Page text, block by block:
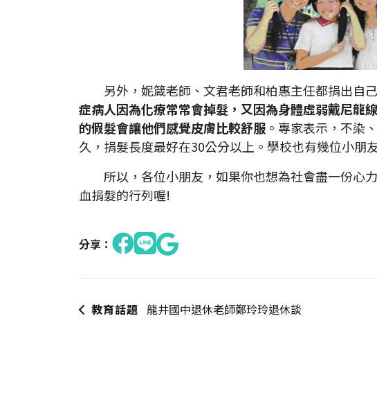
另外，妮箴老師、文君老師和柏惠主任都捐出自
症病人因為化療常常會掉髮，又因為身體虛弱戴尼龍
的假髮會讓他們感覺皮膚比較舒服 。專家表示，不染
久，捐髮長度最好在30公分以上。學校也有幾位小朋
所以，各位小朋友，如果你也想為社會盡一份心
血捐髮的行列喔!
分享：
教育話題 龍井國中退休老師鄭玲玲退休談